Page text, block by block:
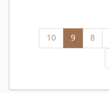
8
9
10